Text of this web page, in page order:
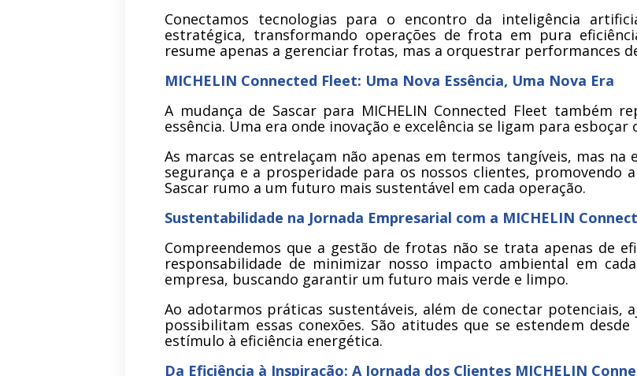
Conectamos tecnologias para o encontro da inteligência
estratégica, transformando operações de frota em pura
resume apenas a gerenciar frotas, mas a orquestrar performances
MICHELIN Connected Fleet: Uma Nova Essência, Uma Nova Era
A mudança de Sascar para MICHELIN Connected Fleet também
essência. Uma era onde inovação e excelência se ligam para
As marcas se entrelaçam não apenas em termos tangíveis, mas na
segurança e a prosperidade para os nossos clientes, promovendo
Sascar rumo a um futuro mais sustentável em cada operação.
Sustentabilidade na Jornada Empresarial com a MICHELIN
Compreendemos que a gestão de frotas não se trata apenas de
responsabilidade de minimizar nosso impacto ambiental em
empresa, buscando garantir um futuro mais verde e limpo.
Ao adotarmos práticas sustentáveis, além de conectar potenciais,
possibilitam essas conexões. São atitudes que se estendem
estímulo à eficiência energética.
Da Eficiência à Inspiração: A Jornada dos Clientes MICHELIN